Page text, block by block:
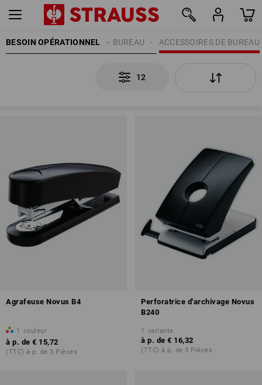
BESOIN OPÉRATIONNEL ACCESSOIRES DE BUREAU
FOURNITURES DE BUREAU
12
Agrafeuse Novus B4
1 couleur
à p. de € 15,72
(TTC) à p. de 3 Pièces
Perforatrice d'archivage Novus
B240
1 variante
à p. de € 16,32
(TTC) à p. de 3 Pièces